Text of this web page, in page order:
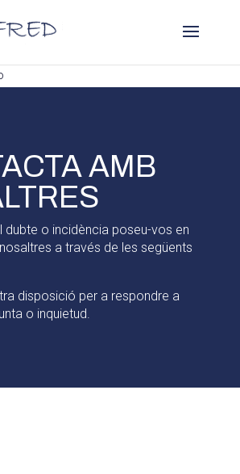
AMB
dubte o incidència poseu-vos en
a través de les següents
disposició per a respondre a
o inquietud.